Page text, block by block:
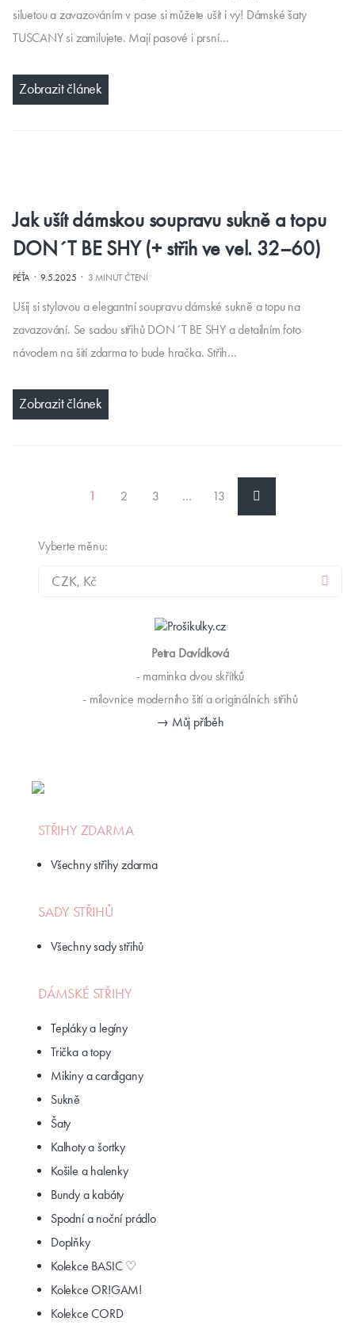
siluetou a zavazováním v pase si můžete ušít i vy! Dámské šaty
TUSCANY si zamilujete. Mají pasové i prsní…
Zobrazit článek
Jak ušít dámskou soupravu sukně a topu
DON´T BE SHY (+ střih ve vel. 32–60)
PÉŤA·9.5.2025 · 3 MINUT ČTENÍ
Ušij si stylovou a elegantní soupravu dámské sukně a topu na
zavazování. Se sadou střihů DON´T BE SHY a detailním foto
návodem na šití zdarma to bude hračka. Střih…
Zobrazit článek
1 2 3 … 13
Vyberte měnu:
Petra Davídková
- maminka dvou skřítků
- milovnice moderního šití a originálních střihů
→ Můj příběh
STŘIHY ZDARMA
Všechny střihy zdarma
SADY STŘIHŮ
Všechny sady střihů
DÁMSKÉ STŘIHY
Tepláky a legíny
Trička a topy
Mikiny a cardigany
Sukně
Šaty
Kalhoty a šortky
Košile a halenky
Bundy a kabáty
Spodní a noční prádlo
Doplňky
Kolekce BASIC ♡
Kolekce OR!GAM!
Kolekce CORD